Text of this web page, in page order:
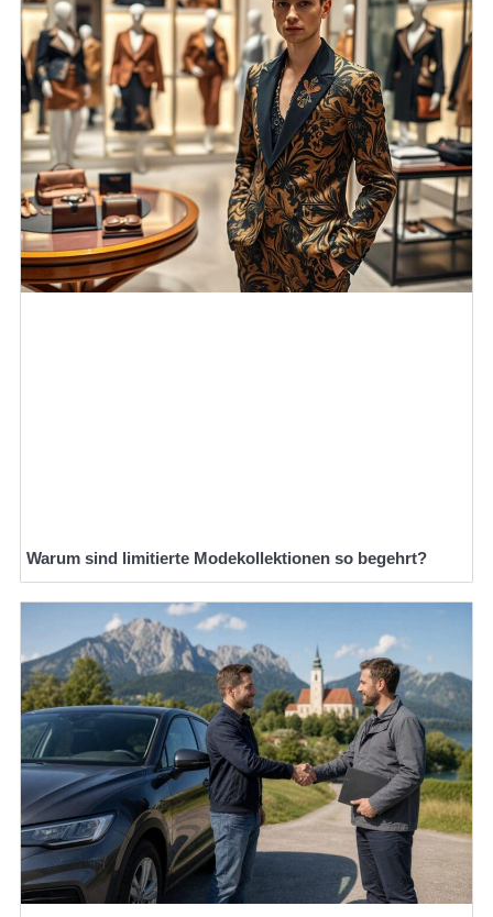
Warum sind limitierte Modekollektionen so begehrt?